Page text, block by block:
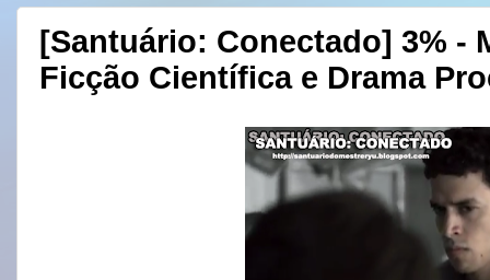
[Santuário: Conectado] 3% -
Ficção Científica e Drama